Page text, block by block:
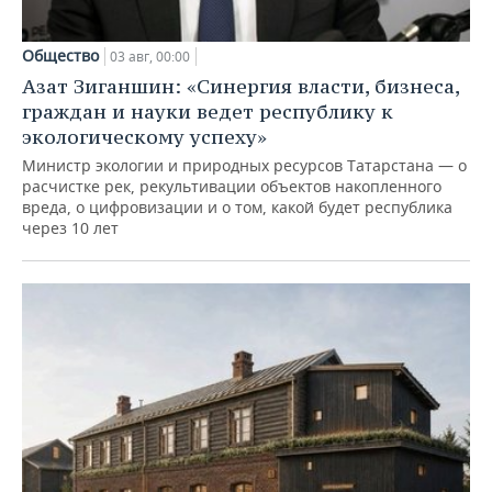
Общество 03 авг, 00:00
Азат Зиганшин: «Синергия власти, бизнеса,
граждан и науки ведет республику к
экологическому успеху»
Министр экологии и природных ресурсов Татарстана — о
расчистке рек, рекультивации объектов накопленного
вреда, о цифровизации и о том, какой будет республика
через 10 лет